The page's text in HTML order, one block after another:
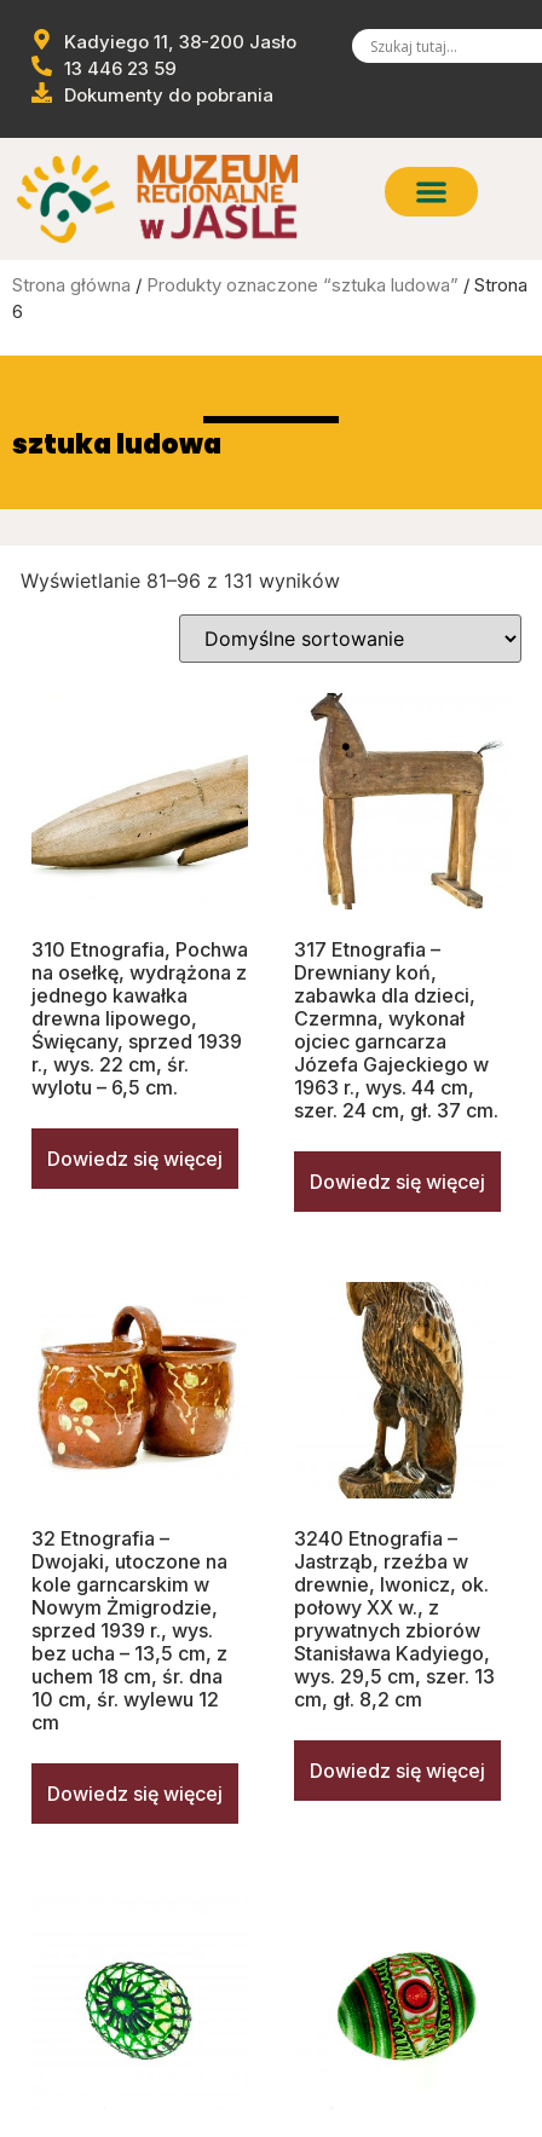
Kadyiego 11, 38-200 Jasło
13 446 23 59
Dokumenty do pobrania
Strona główna / Produkty oznaczone “sztuka ludowa” / Strona
6
sztuka ludowa
Wyświetlanie 81–96 z 131 wyników
310 Etnografia, Pochwa
na osełkę, wydrążona z
jednego kawałka
drewna lipowego,
Święcany, sprzed 1939
r., wys. 22 cm, śr.
wylotu – 6,5 cm.
Dowiedz się więcej
317 Etnografia –
Drewniany koń,
zabawka dla dzieci,
Czermna, wykonał
ojciec garncarza
Józefa Gajeckiego w
1963 r., wys. 44 cm,
szer. 24 cm, gł. 37 cm.
Dowiedz się więcej
32 Etnografia –
Dwojaki, utoczone na
kole garncarskim w
Nowym Żmigrodzie,
sprzed 1939 r., wys.
bez ucha – 13,5 cm, z
uchem 18 cm, śr. dna
10 cm, śr. wylewu 12
cm
Dowiedz się więcej
3240 Etnografia –
Jastrząb, rzeźba w
drewnie, Iwonicz, ok.
połowy XX w., z
prywatnych zbiorów
Stanisława Kadyiego,
wys. 29,5 cm, szer. 13
cm, gł. 8,2 cm
Dowiedz się więcej